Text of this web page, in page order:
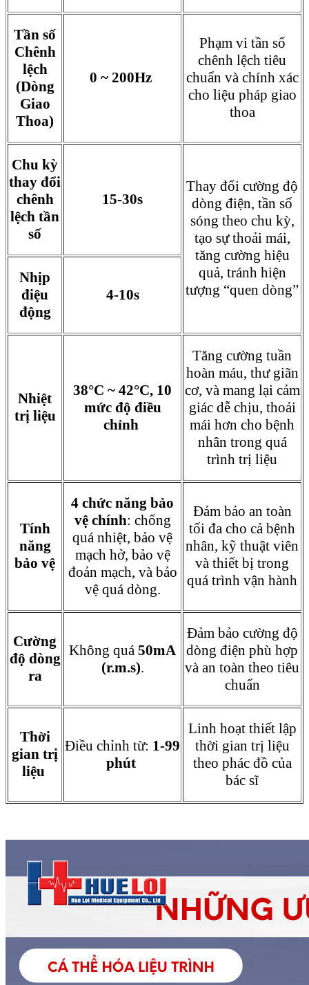
Tần số
Chênh
lệch
(Dòng
Giao
Thoa)
0 ~ 200Hz
Phạm vi tần số
chênh lệch tiêu
chuẩn và chính xác
cho liệu pháp giao
thoa
Chu kỳ
thay đổi
chênh
lệch tần
số
15-30s
Thay đổi cường độ
dòng điện, tần số
sóng theo chu kỳ,
tạo sự thoải mái,
tăng cường hiệu
quả, tránh hiện
tượng “quen dòng”
Nhịp
điệu
động
4-10s
Nhiệt
trị liệu
38°C ~ 42°C, 10
mức độ điều
chỉnh
Tăng cường tuần
hoàn máu, thư giãn
cơ, và mang lại cảm
giác dễ chịu, thoải
mái hơn cho bệnh
nhân trong quá
trình trị liệu
Tính
năng
bảo vệ
4 chức năng bảo
vệ chính: chống
quá nhiệt, bảo vệ
mạch hở, bảo vệ
đoản mạch, và bảo
vệ quá dòng.
Đảm bảo an toàn
tối đa cho cả bệnh
nhân, kỹ thuật viên
và thiết bị trong
quá trình vận hành
Cường
độ dòng
ra
Không quá 50mA
(r.m.s).
Đảm bảo cường độ
dòng điện phù hợp
và an toàn theo tiêu
chuẩn
Thời
gian trị
liệu
Điều chỉnh từ: 1-99
phút
Linh hoạt thiết lập
thời gian trị liệu
theo phác đồ của
bác sĩ